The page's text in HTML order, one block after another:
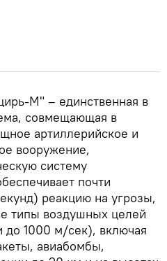
М" – единственная в
совмещающая в
артиллерийское и
вооружение,
систему
почти
реакцию на угрозы,
типы воздушных целей
до 1000 м/сек), включая
авиабомбы,